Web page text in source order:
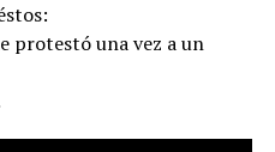
protestó una vez a un